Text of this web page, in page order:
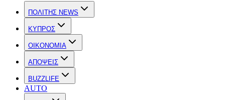
ΠΟΛΙΤΗΣ NEWS
ΚΥΠΡΟΣ
OIKONOMIA
ΑΠΟΨΕΙΣ
BUZZLIFE
AUTO